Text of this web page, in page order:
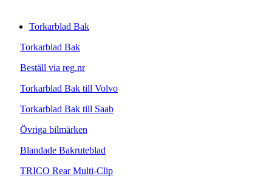
Torkarblad Bak
Torkarblad Bak
Beställ via reg.nr
Torkarblad Bak till Volvo
Torkarblad Bak till Saab
Övriga bilmärken
Blandade Bakruteblad
TRICO Rear Multi-Clip